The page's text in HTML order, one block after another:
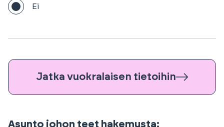
Ei
Jatka vuokralaisen tietoihin
Asunto johon teet hakemusta: